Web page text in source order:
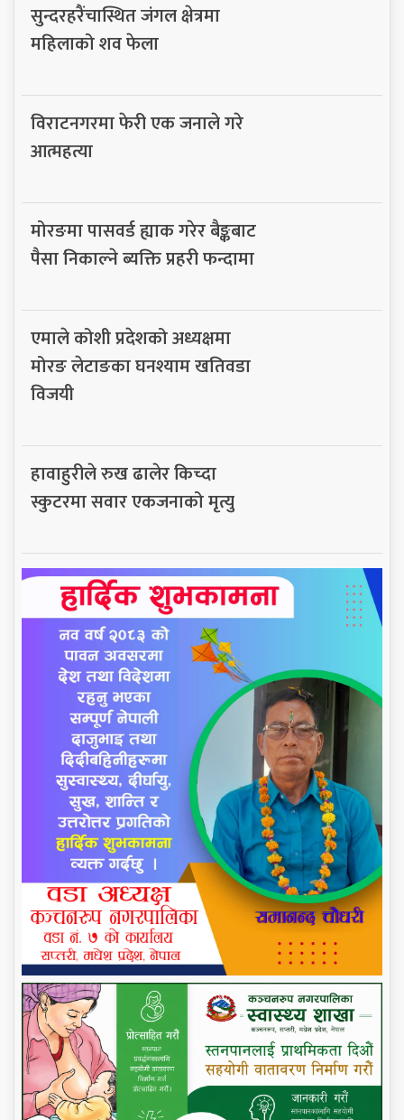
सुन्दरहरैंचास्थित जंगल क्षेत्रमा
महिलाको शव फेला
विराटनगरमा फेरी एक जनाले गरे
आत्महत्या
मोरङमा पासवर्ड ह्याक गरेर बैङ्कबाट
पैसा निकाल्ने ब्यक्ति प्रहरी फन्दामा
एमाले कोशी प्रदेशको अध्यक्षमा
मोरङ लेटाङका घनश्याम खतिवडा
विजयी
हावाहुरीले रुख ढालेर किच्दा
स्कुटरमा सवार एकजनाको मृत्यु